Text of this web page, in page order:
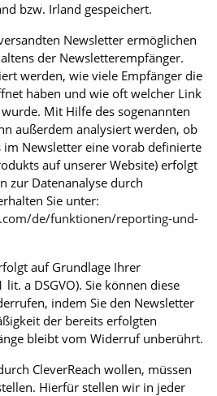
bzw. Irland gespeichert.
Newsletter ermöglichen
der Newsletterempfänger.
werden, wie viele Empfänger die
haben und wie oft welcher Link
Mit Hilfe des sogenannten
außerdem analysiert werden, ob
im Newsletter eine vorab definierte
auf unserer Website) erfolgt
zur Datenanalyse durch
Sie unter:
de/funktionen/reporting-und-
auf Grundlage Ihrer
a DSGVO). Sie können diese
indem Sie den Newsletter
der bereits erfolgten
bleibt vom Widerruf unberührt.
CleverReach wollen, müssen
Hierfür stellen wir in jeder